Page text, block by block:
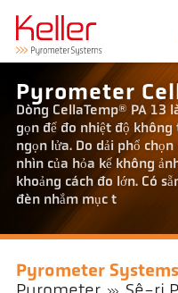
Pyrometer
Dòng CellaTemp® PA 13
gọn để đo nhiệt độ
ngọn lửa. Do dải phổ
nhìn của hỏa kế không
khoảng cách đo lớn. Có
đèn nhắm mục t
Pyrometer Systems